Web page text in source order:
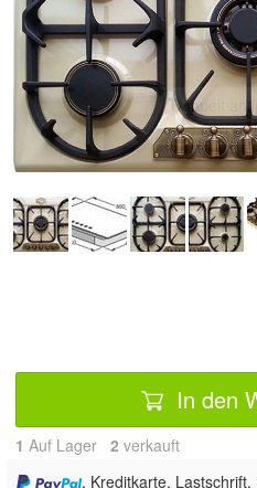
Doppelt
In den
1 Auf Lager 2 verkauft
, Kreditkarte,